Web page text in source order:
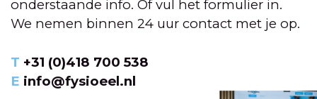
onderstaande info. Of vul het formulier in.
We nemen binnen 24 uur contact met je op.
T +31 (0)418 700 538
E info@fysioeel.nl